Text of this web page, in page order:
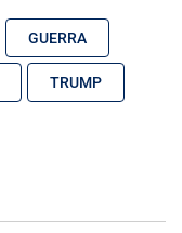
GUERRA
TRUMP